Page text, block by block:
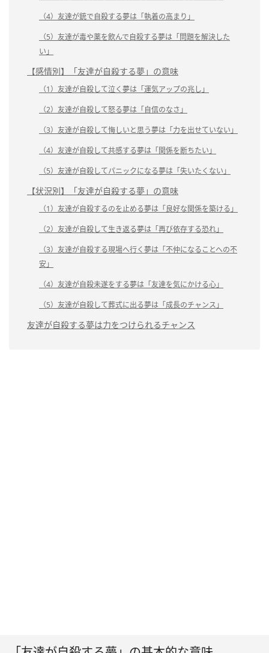
（4）友達が銃で自殺する夢は「執着の高まり」
（5）友達が毒や薬を飲んで自殺する夢は「問題を解決した
い」
【感情別】「友達が自殺する夢」の意味
（1）友達が自殺して泣く夢は「運気アップの兆し」
（2）友達が自殺して怒る夢は「自信のなさ」
（3）友達が自殺して悔しいと思う夢は「力を出せていない」
（4）友達が自殺して共感する夢は「関係を断ちたい」
（5）友達が自殺してパニックになる夢は「失いたくない」
【状況別】「友達が自殺する夢」の意味
（1）友達が自殺するのを止める夢は「良好な関係を築ける」
（2）友達が自殺して生き返る夢は「再び依存する恐れ」
（3）友達が自殺する現場へ行く夢は「不仲になることへの不
安」
（4）友達が自殺未遂をする夢は「友達を気にかける心」
（5）友達が自殺して葬式に出る夢は「成長のチャンス」
友達が自殺する夢は力をつけられるチャンス